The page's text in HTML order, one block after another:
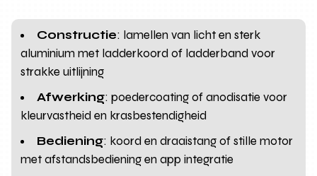
Constructie: lamellen van licht en sterk
aluminium met ladderkoord of ladderband voor
strakke uitlijning
Afwerking: poedercoating of anodisatie voor
kleurvastheid en krasbestendigheid
Bediening: koord en draaistang of stille motor
met afstandsbediening en app integratie